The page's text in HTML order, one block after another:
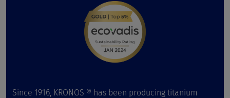
Since 1916, KRONOS ® has been producing titanium